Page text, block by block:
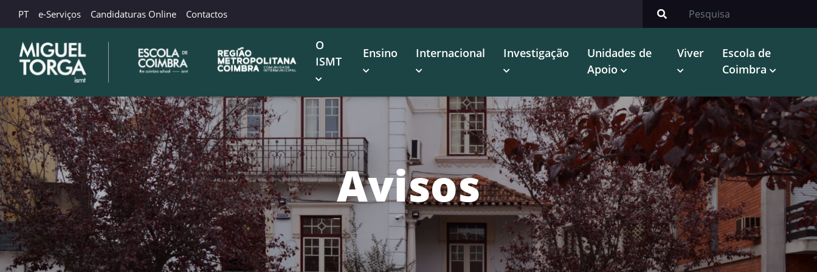
PT e-Serviços Candidaturas Online Contactos
O
ISMT
Ensino Internacional Investigação
Unidades de
Apoio
Viver
Escola de
Coimbra
Avisos